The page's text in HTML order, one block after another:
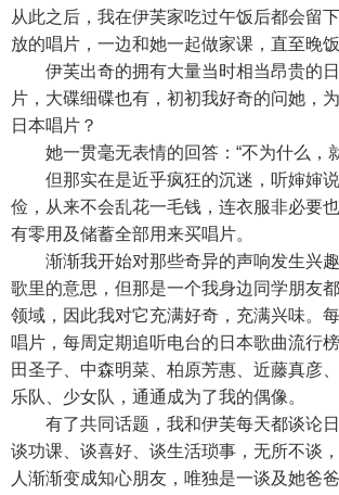
从此之后，我在伊芙家吃过午饭后都会留
放的唱片，一边和她一起做家课，直至晚饭
伊芙出奇的拥有大量当时相当昂贵的日
片，大碟细碟也有，初初我好奇的问她，
日本唱片？
她一贯毫无表情的回答：“不为什么，
但那实在是近乎疯狂的沉迷，听婶婶说
俭，从来不会乱花一毛钱，连衣服非必要
有零用及储蓄全部用来买唱片。
渐渐我开始对那些奇异的声响发生兴趣
歌里的意思，但那是一个我身边同学朋友
领域，因此我对它充满好奇，充满兴味。
唱片，每周定期追听电台的日本歌曲流行
田圣子、中森明菜、柏原芳惠、近藤真彦
乐队、少女队，通通成为了我的偶像。
有了共同话题，我和伊芙每天都谈论日
谈功课、谈喜好、谈生活琐事，无所不谈
人渐渐变成知心朋友，唯独是一谈及她爸